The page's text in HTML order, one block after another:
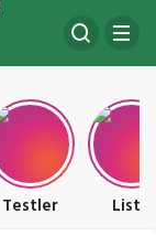
Testler Liste